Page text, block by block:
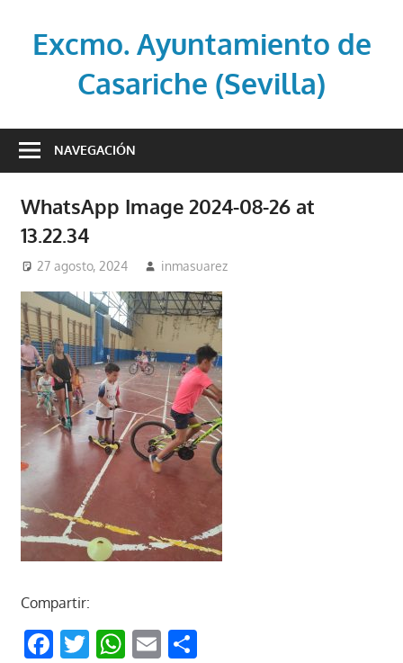
contenidoExcmo. Ayuntamiento de
Casariche (Sevilla)
oficial
de
Casariche
(Sevilla)
NAVEGACIÓN
WhatsApp Image 2024-08-26 at
13.22.34
27 agosto, 2024 inmasuarez
Compartir:
Facebook
Twitter
WhatsApp
EmailCompartir